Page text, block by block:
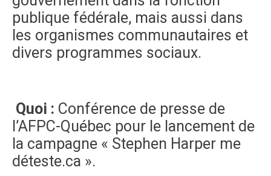
publique fédérale, mais aussi dans
les organismes communautaires et
divers programmes sociaux.
Quoi : Conférence de presse de
l’AFPC-Québec pour le lancement de
la campagne « Stephen Harper me
déteste.ca ».